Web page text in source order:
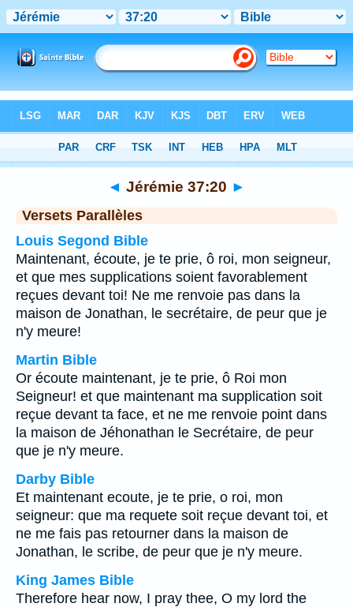
Chapitre 37 > Verset 20
◄ Jérémie 37:20 ►
Versets Parallèles
Louis Segond Bible
Maintenant, écoute, je te prie, ô roi, mon seigneur,
et que mes supplications soient favorablement
reçues devant toi! Ne me renvoie pas dans la
maison de Jonathan, le secrétaire, de peur que je
n'y meure!
Martin Bible
Or écoute maintenant, je te prie, ô Roi mon
Seigneur! et que maintenant ma supplication soit
reçue devant ta face, et ne me renvoie point dans
la maison de Jéhonathan le Secrétaire, de peur
que je n'y meure.
Darby Bible
Et maintenant ecoute, je te prie, o roi, mon
seigneur: que ma requete soit reçue devant toi, et
ne me fais pas retourner dans la maison de
Jonathan, le scribe, de peur que je n'y meure.
King James Bible
Therefore hear now, I pray thee, O my lord the